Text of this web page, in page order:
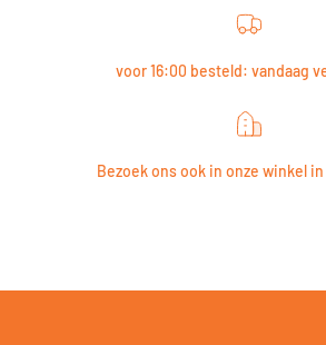
voor 16:00 besteld: vandaag
Bezoek ons ook in onze winkel